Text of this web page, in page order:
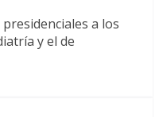
a los
y el de